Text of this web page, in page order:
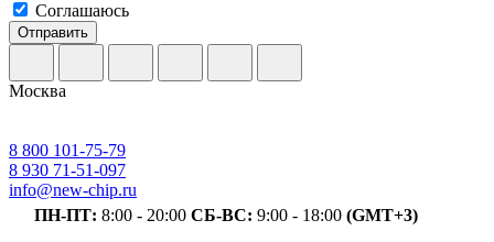
Соглашаюсь
Отправить
Москва
8 800 101-75-79
8 930 71-51-097
info@new-chip.ru
ПН-ПТ: 8:00 - 20:00 СБ-ВС: 9:00 - 18:00 (GMT+3)